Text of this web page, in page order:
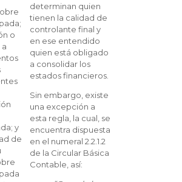
o
y
de
determinan quien
tienen la calidad de
controlante final y
en ese entendido
quien está obligado
a consolidar los
estados financieros.
Sin embargo, existe
una excepción a
esta regla, la cual, se
encuentra dispuesta
en el numeral 2.2.1.2
de la Circular Básica
Contable, así: